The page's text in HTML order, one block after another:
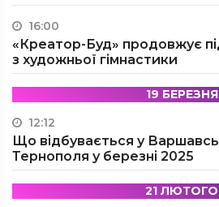
16:00
«Креатор-Буд» продовжує
з художньої гімнастики
19 БЕРЕЗНЯ
12:12
Що відбувається у
Тернополя у березні 2025
21 ЛЮТОГО